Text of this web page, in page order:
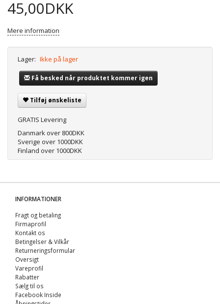
45,00DKK
Mere information
Lager: Ikke på lager
Få besked når produktet kommer igen
Tilføj ønskeliste
GRATIS Levering
Danmark over 800DKK
Sverige over 1000DKK
Finland over 1000DKK
INFORMATIONER
Fragt og betaling
Firmaprofil
Kontakt os
Betingelser & Vilkår
Returneringsformular
Oversigt
Vareprofil
Rabatter
Sælg til os
Facebook Inside